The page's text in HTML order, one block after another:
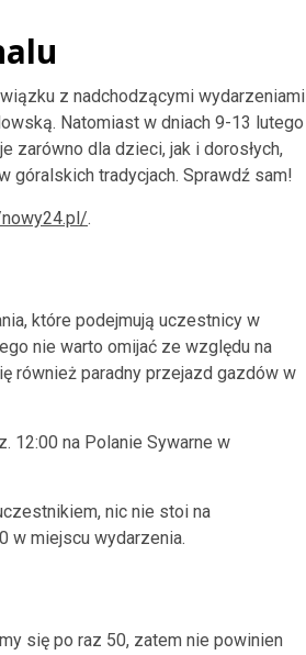
z nadchodzącymi wydarzeniami
Natomiast w dniach 9-13 lutego
zarówno dla dzieci, jak i dorosłych,
góralskich tradycjach. Sprawdź sam!
.
które podejmują uczestnicy w
nie warto omijać ze względu na
również paradny przejazd gazdów w
12:00 na Polanie Sywarne w
nic nie stoi na
w miejscu wydarzenia.
się po raz 50, zatem nie powinien